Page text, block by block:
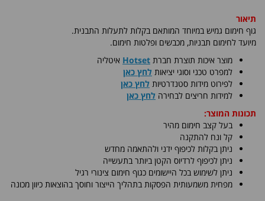
תיאור
גוף חימום גמיש במיוחד המותאם בקלות לתעלות התבנית.
מיועד לחימום תבניות, מכבשים ופלטות חימום.
​מוצר איכות תוצרת חברת Hotset איטליה
למפרט טכני וסוגי יציאות לחץ כאן
לפירוט מידות סטנדרטיות לחץ כאן
למידות חריצים לבחירה לחץ כאן
תכונות המוצר:
בעל קצב חימום מהיר
קל ונח להתקנה
ניתן בקלות לכיפוף ידני ולהתאמה מחדש
ניתן לכיפוף לרדיוס הקטן ביותר בתעשייה
ניתן לשימוש בכל היישומים כגוף חימום צינורי רגיל
מפחית משמעותית הפסקות בתהליך הייצור וחוסך בהוצאות כיוון מכונה